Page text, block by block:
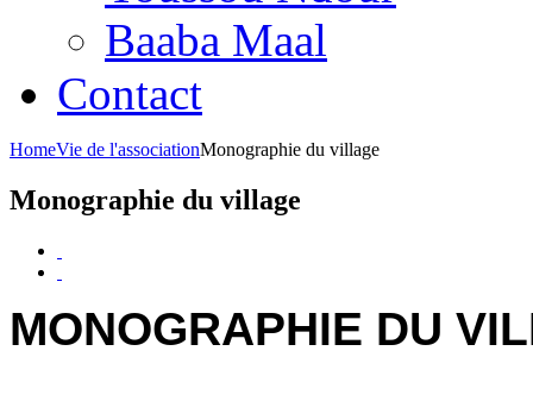
Baaba Maal
Contact
HomeVie de l'associationMonographie du village
Monographie du village
MONOGRAPHIE DU